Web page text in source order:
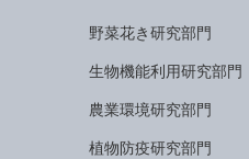
野菜花き研究部門
生物機能利用研究部門
農業環境研究部門
植物防疫研究部門